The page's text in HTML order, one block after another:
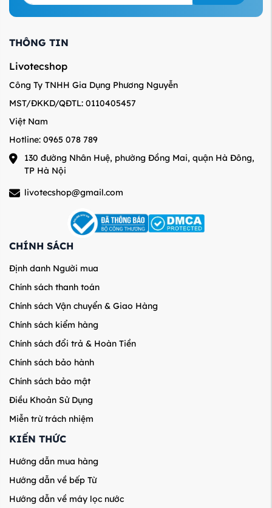
THÔNG TIN
Livotecshop
Công Ty TNHH Gia Dụng Phương Nguyễn
MST/ĐKKD/QĐTL: 0110405457
Việt Nam
Hotline: 0965 078 789
130 đường Nhân Huệ, phường Đồng Mai, quận Hà Đông,
TP Hà Nội
livotecshop@gmail.com
CHÍNH SÁCH
Định danh Người mua
Chính sách thanh toán
Chính sách Vận chuyển & Giao Hàng
Chính sách kiểm hàng
Chính sách đổi trả & Hoàn Tiền
Chính sách bảo hành
Chính sách bảo mật
Điều Khoản Sử Dụng
Miễn trừ trách nhiệm
KIẾN THỨC
Hướng dẫn mua hàng
Hướng dẫn về bếp Từ
Hướng dẫn về máy lọc nước